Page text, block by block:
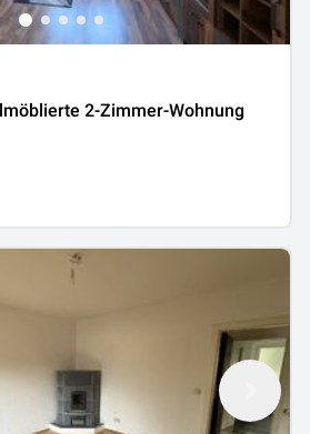
2-Zimmer-Wohnung